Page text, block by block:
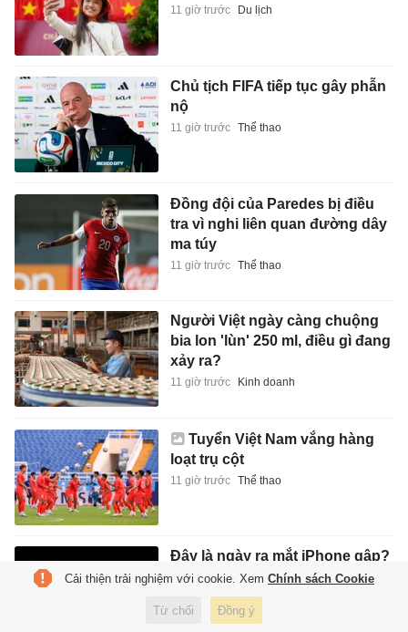
11 giờ trước Du lịch
Chủ tịch FIFA tiếp tục gây phẫn
nộ
11 giờ trước Thể thao
Đồng đội của Paredes bị điều
tra vì nghi liên quan đường dây
ma túy
11 giờ trước Thể thao
Người Việt ngày càng chuộng
bia lon 'lùn' 250 ml, điều gì đang
xảy ra?
11 giờ trước Kinh doanh
Tuyển Việt Nam vắng hàng
loạt trụ cột
11 giờ trước Thể thao
Đây là ngày ra mắt iPhone gập?
11 giờ trước Công nghệ
Cải thiện trải nghiệm với cookie. Xem Chính sách Cookie
Từ chối Đồng ý